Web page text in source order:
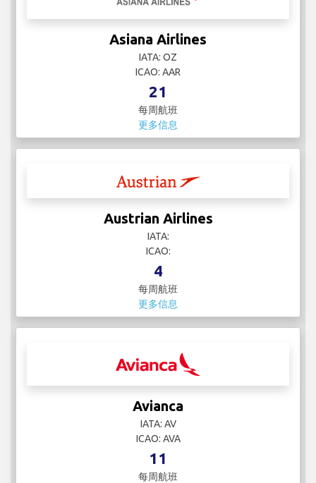
Asiana Airlines
IATA: OZ
ICAO: AAR
21
每周航班
更多信息
Austrian Airlines
IATA:
ICAO:
4
每周航班
更多信息
Avianca
IATA: AV
ICAO: AVA
11
每周航班